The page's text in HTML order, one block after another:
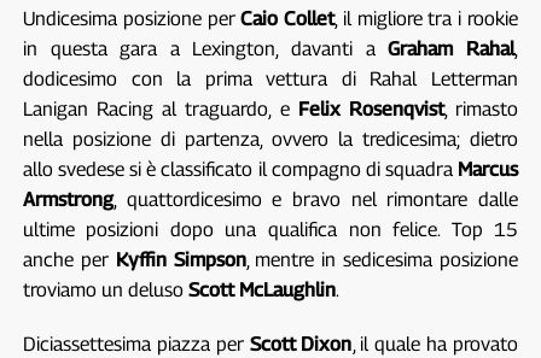
Undicesima posizione perCaio Collet, il migliore tra i rookie
in questa gara a Lexington, davanti aGraham Rahal,
dodicesimo con la prima vettura di Rahal Letterman
Lanigan Racing al traguardo, e Felix Rosenqvist, rimasto
nella posizione di partenza, ovvero la tredicesima; dietro
allo svedese si è classificato il compagno di squadra Marcus
Armstrong, quattordicesimo e bravo nel rimontare dalle
ultime posizioni dopo una qualifica non felice. Top 15
anche per Kyffin Simpson, mentre in sedicesima posizione
troviamo un deluso Scott McLaughlin.
Diciassettesima piazza per Scott Dixon, il quale ha provato